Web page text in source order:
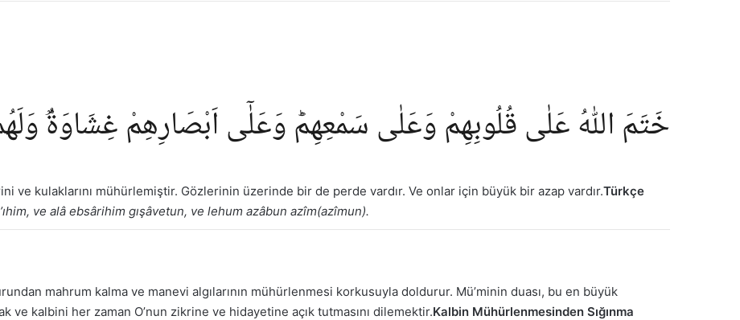
خَتَمَ اللّٰهُ عَلٰى قُلُوبِهِمْ وَعَلٰى سَمْعِهِمْؕ وَعَلٰٓى اَبْصَارِهِمْ غِشَاوَةٌۘ
ve kulaklarını mühürlemiştir. Gözlerinin üzerinde bir de perde vardır. Ve onlar için büyük bir azap vardır.Türkçe
ve alâ ebsârihim gışâvetun, ve lehum azâbun azîm(azîmun).
mahrum kalma ve manevi algılarının mühürlenmesi korkusuyla doldurur. Mü’minin duası, bu en büyük
ve kalbini her zaman O’nun zikrine ve hidayetine açık tutmasını dilemektir.Kalbin Mühürlenmesinden Sığınma